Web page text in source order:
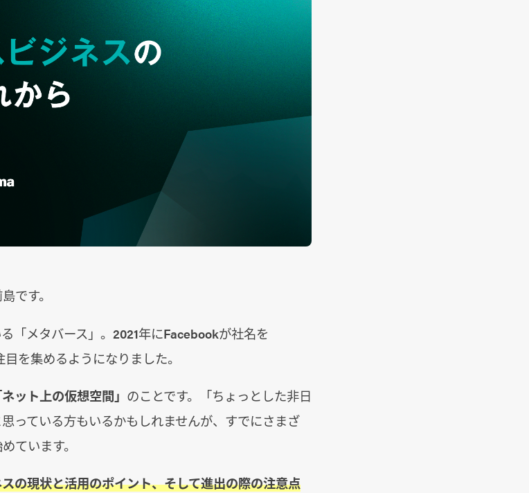
です。
「メタバース」。2021年にFacebookが社名を
を集めるようになりました。
ネット上の仮想空間」 のことです。「ちょっとした非日
っている方もいるかもしれませんが、すでにさまざ
ています。
の現状と活用のポイント、そして進出の際の注意点